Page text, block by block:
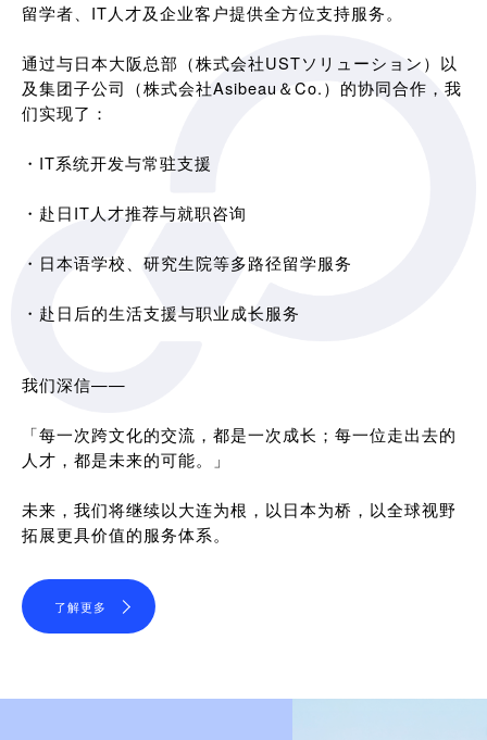
留学者、IT人才及企业客户提供全方位支持服务。
通过与日本大阪总部（株式会社USTソリューション）以
及集团子公司（株式会社Asibeau＆Co.）的协同合作，我
们实现了：
・IT系统开发与常驻支援
・赴日IT人才推荐与就职咨询
・日本语学校、研究生院等多路径留学服务
・赴日后的生活支援与职业成长服务
我们深信——
「每一次跨文化的交流，都是一次成长；每一位走出去的
人才，都是未来的可能。」
未来，我们将继续以大连为根，以日本为桥，以全球视野
拓展更具价值的服务体系。
了解更多